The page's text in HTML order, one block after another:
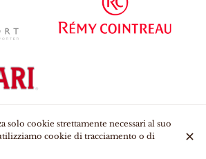
© Le Stoefer 2026
solo cookie strettamente necessari al suo
cookie di tracciamento o di